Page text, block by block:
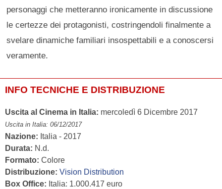
personaggi che metteranno ironicamente in discussione
le certezze dei protagonisti, costringendoli finalmente a
svelare dinamiche familiari insospettabili e a conoscersi
veramente.
INFO TECNICHE E DISTRIBUZIONE
Uscita al Cinema in Italia: mercoledì 6 Dicembre 2017
Uscita in Italia: 06/12/2017
Nazione: Italia - 2017
Durata: N.d.
Formato: Colore
Distribuzione: Vision Distribution
Box Office: Italia: 1.000.417 euro